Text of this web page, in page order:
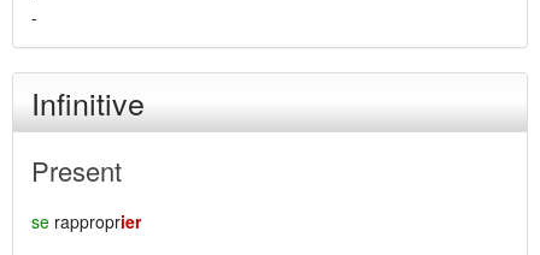
-
Infinitive
Present
se rapproprier